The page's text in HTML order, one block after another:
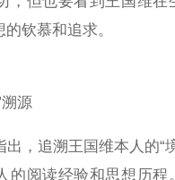
钦慕和追求。
溯源
出，追溯王国维本人的“
的阅读经验和思想历程